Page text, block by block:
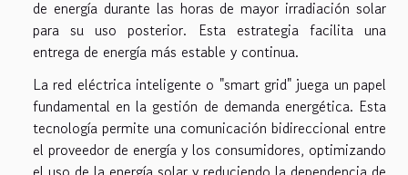
de energía durante las horas de mayor irradiación solar
para su uso posterior. Esta estrategia facilita una
entrega de energía más estable y continua.
La red eléctrica inteligente o "smart grid" juega un papel
fundamental en la gestión de demanda energética. Esta
tecnología permite una comunicación bidireccional entre
el proveedor de energía y los consumidores, optimizando